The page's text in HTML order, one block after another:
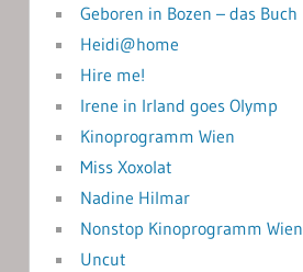
Geboren in Bozen – das Buch
Heidi@home
Hire me!
Irene in Irland goes Olymp
Kinoprogramm Wien
Miss Xoxolat
Nadine Hilmar
Nonstop Kinoprogramm Wien
Uncut